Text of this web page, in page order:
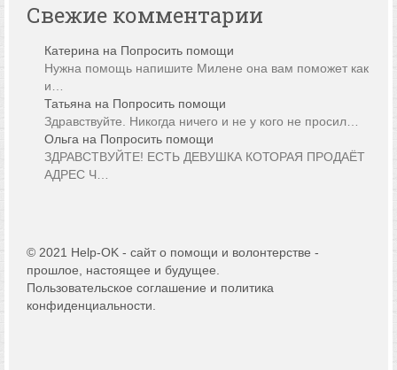
Свежие комментарии
Катерина на Попросить помощи
Нужна помощь напишите Милене она вам поможет как
и…
Татьяна на Попросить помощи
Здравствуйте. Никогда ничего и не у кого не просил…
Ольга на Попросить помощи
ЗДРАВСТВУЙТЕ! ЕСТЬ ДЕВУШКА КОТОРАЯ ПРОДАЁТ
АДРЕС Ч…
© 2021 Help-OK - сайт о помощи и волонтерстве -
прошлое, настоящее и будущее.
Пользовательское соглашение и политика
конфиденциальности.